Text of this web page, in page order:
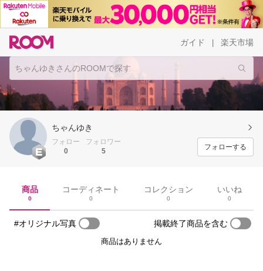
ガイド 楽天市場
ちゃんゆき
フォロー
0
フォロワー
5
フォローする
商品
0
コーディネート
0
コレクション
0
いいね
0
#オリジナル写真 掲載終了商品を含む
商品はありません